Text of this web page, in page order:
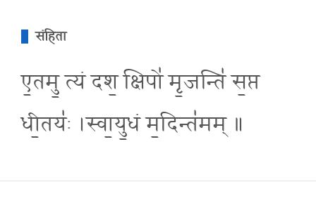
संहिता
ए॒तमु॒ त्यं दश॒ क्षिपो॑ मृ॒जन्ति॑ स॒प्त
धी॒तयः॑ ।स्वा॒यु॒धं म॒दिन्त॑मम् ॥